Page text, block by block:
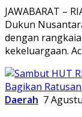
JAWABARAT –
Dukun
dengan
kekeluargaan.
Daerah 7